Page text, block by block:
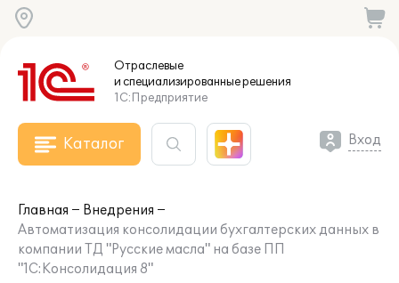
Отраслевые
и специализированныерешения
1С:Предприятие
Каталог Вход
Главная
Внедрения
Автоматизация консолидации бухгалтерских данных в
компании ТД "Русские масла" на базе ПП
"1С:Консолидация 8"